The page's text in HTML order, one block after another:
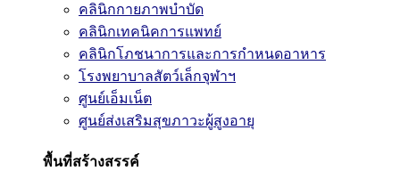
คลินิกกายภาพบำบัด
คลินิกเทคนิคการแพทย์
คลินิกโภชนาการและการกำหนดอาหาร
โรงพยาบาลสัตว์เล็กจุฬาฯ
ศูนย์เอ็มเน็ต
ศูนย์ส่งเสริมสุขภาวะผู้สูงอายุ
พื้นที่สร้างสรรค์